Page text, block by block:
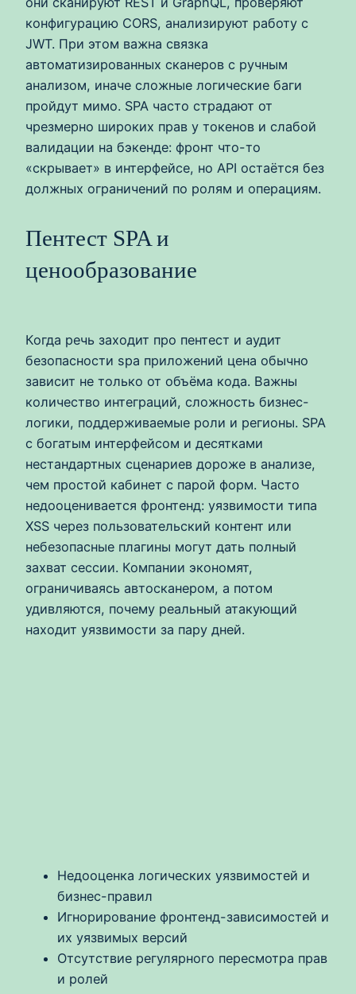
конфигурацию CORS, анализируют работу с
JWT. При этом важна связка
автоматизированных сканеров с ручным
анализом, иначе сложные логические баги
пройдут мимо. SPA часто страдают от
чрезмерно широких прав у токенов и слабой
валидации на бэкенде: фронт что-то
«скрывает» в интерфейсе, но API остаётся без
должных ограничений по ролям и операциям.
Пентест SPA и
ценообразование
Когда речь заходит про пентест и аудит
безопасности spa приложений цена обычно
зависит не только от объёма кода. Важны
количество интеграций, сложность бизнес-
логики, поддерживаемые роли и регионы. SPA
с богатым интерфейсом и десятками
нестандартных сценариев дороже в анализе,
чем простой кабинет с парой форм. Часто
недооценивается фронтенд: уязвимости типа
XSS через пользовательский контент или
небезопасные плагины могут дать полный
захват сессии. Компании экономят,
ограничиваясь автосканером, а потом
удивляются, почему реальный атакующий
находит уязвимости за пару дней.
Недооценка логических уязвимостей и
бизнес-правил
Игнорирование фронтенд-зависимостей и
их уязвимых версий
Отсутствие регулярного пересмотра прав
и ролей